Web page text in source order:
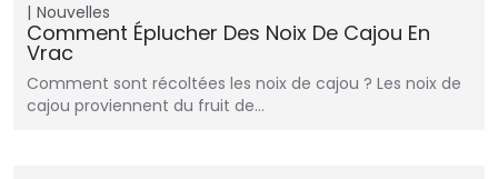
Nouvelles
Comment Éplucher Des Noix De Cajou En
Vrac
Comment sont récoltées les noix de cajou ? Les noix de
cajou proviennent du fruit de…